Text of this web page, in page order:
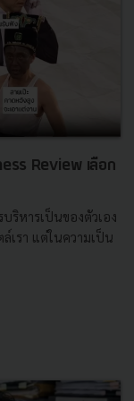
Review เลือก
ริหารเป็นของตัวเอง
เรา แต่ในความเป็น